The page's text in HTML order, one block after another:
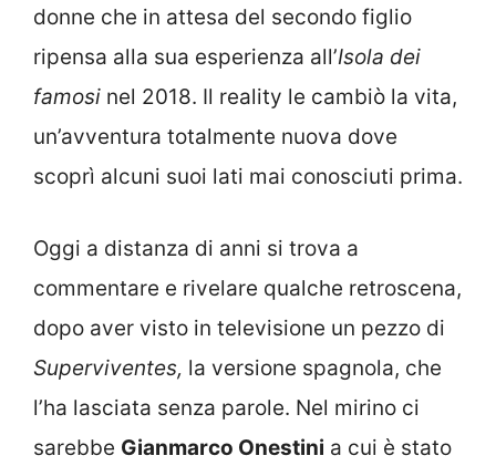
donne che in attesa del secondo figlio
ripensa alla sua esperienza all’Isola dei
famosi nel 2018. Il reality le cambiò la vita,
un’avventura totalmente nuova dove
scoprì alcuni suoi lati mai conosciuti prima.
Oggi a distanza di anni si trova a
commentare e rivelare qualche retroscena,
dopo aver visto in televisione un pezzo di
Superviventes, la versione spagnola, che
l’ha lasciata senza parole. Nel mirino ci
sarebbe Gianmarco Onestini a cui è stato